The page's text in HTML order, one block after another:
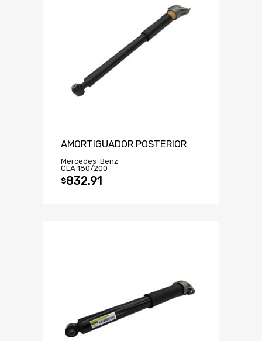
AMORTIGUADOR POSTERIOR
Mercedes-Benz
CLA 180/200
$832.91